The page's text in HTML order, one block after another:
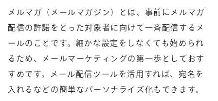
メルマガ（メールマガジン）とは、事前にメルマガ
配信の許諾をとった対象者に向けて一斉配信するメ
ールのことです。細かな設定をしなくても始められ
るため、メールマーケティングの第一歩としておす
すめです。メール配信ツールを活用すれば、宛名を
入れるなどの簡単なパーソナライズ化もできます。